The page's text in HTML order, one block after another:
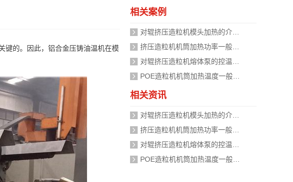
键的。因此，铝合金压铸油温机在模
相关案例
相关资讯